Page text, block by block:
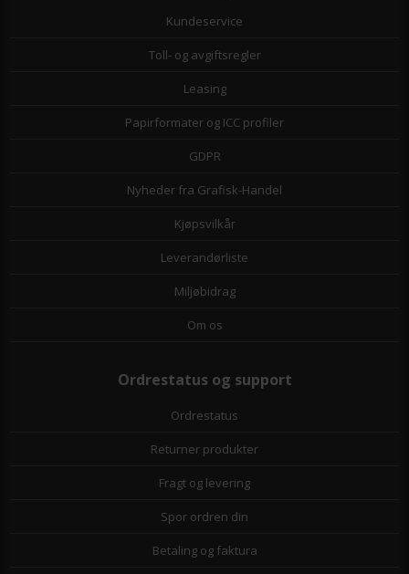
Kundeservice
Toll- og avgiftsregler
Leasing
Papirformater og ICC profiler
GDPR
Nyheder fra Grafisk-Handel
Kjøpsvilkår
Leverandørliste
Miljøbidrag
Om os
Ordrestatus og support
Ordrestatus
Returner produkter
Fragt og levering
Spor ordren din
Betaling og faktura